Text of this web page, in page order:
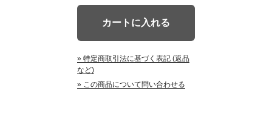
» 特定商取引法に基づく表記 (返品
など)
» この商品について問い合わせる